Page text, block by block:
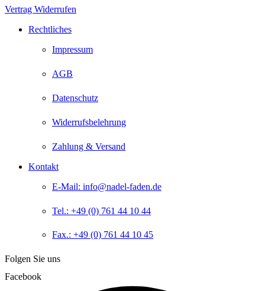
Vertrag Widerrufen
Rechtliches
Impressum
AGB
Datenschutz
Widerrufsbelehrung
Zahlung & Versand
Kontakt
E-Mail: info@nadel-faden.de
Tel.: +49 (0) 761 44 10 44
Fax.: +49 (0) 761 44 10 45
Folgen Sie uns
Facebook